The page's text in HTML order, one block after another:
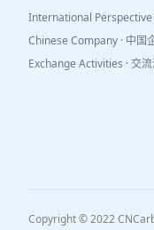
International Perspective
Chinese Company · 中国
Exchange Activities · 交
Copyright © 2022